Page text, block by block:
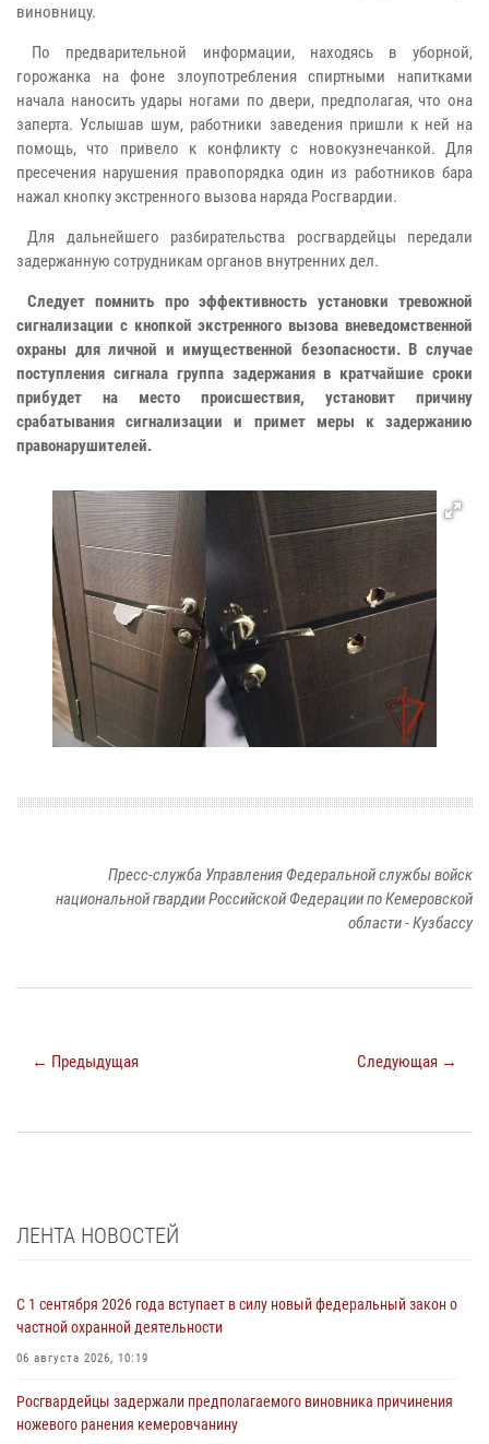
виновницу.
По предварительной информации, находясь в уборной,
горожанка на фоне злоупотребления спиртными напитками
начала наносить удары ногами по двери, предполагая, что она
заперта. Услышав шум, работники заведения пришли к ней на
помощь, что привело к конфликту с новокузнечанкой. Для
пресечения нарушения правопорядка один из работников бара
нажал кнопку экстренного вызова наряда Росгвардии.
Для дальнейшего разбирательства росгвардейцы передали
задержанную сотрудникам органов внутренних дел.
Следует помнить про эффективность установки тревожной
сигнализации с кнопкой экстренного вызова вневедомственной
охраны для личной и имущественной безопасности. В случае
поступления сигнала группа задержания в кратчайшие сроки
прибудет на место происшествия, установит причину
срабатывания сигнализации и примет меры к задержанию
правонарушителей.
Пресс-служба Управления Федеральной службы войск
национальной гвардии Российской Федерации по Кемеровской
области - Кузбассу
← Предыдущая Следующая →
ЛЕНТА НОВОСТЕЙ
С 1 сентября 2026 года вступает в силу новый федеральный закон о
частной охранной деятельности
06 августа 2026, 10:19
Росгвардейцы задержали предполагаемого виновника причинения
ножевого ранения кемеровчанину